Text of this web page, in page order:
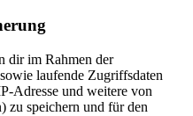
dir im Rahmen der
laufende Zugriffsdaten
Adresse und weitere von
zu speichern und für den